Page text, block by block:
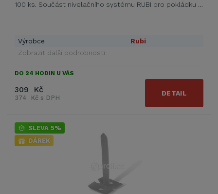
100 ks. Součást nivelačního systému RUBI pro pokládku …
Výrobce
Rubi
Zobrazit další podrobnosti
DO 24 HODIN U VÁS
309 Kč
374 Kč s DPH
DETAIL
SLEVA 5%
DÁREK